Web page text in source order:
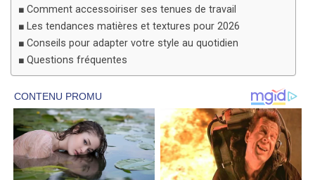
Comment accessoiriser ses tenues de travail
Les tendances matières et textures pour 2026
Conseils pour adapter votre style au quotidien
Questions fréquentes